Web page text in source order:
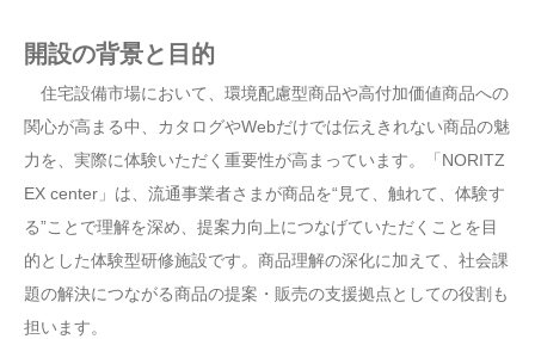
開設の背景と目的
住宅設備市場において、環境配慮型商品や高付加価値商品への
関心が高まる中、カタログやWebだけでは伝えきれない商品の魅
力を、実際に体験いただく重要性が高まっています。「NORITZ
EX center」は、流通事業者さまが商品を“見て、触れて、体験す
る”ことで理解を深め、提案力向上につなげていただくことを目
的とした体験型研修施設です。商品理解の深化に加えて、社会課
題の解決につながる商品の提案・販売の支援拠点としての役割も
担います。